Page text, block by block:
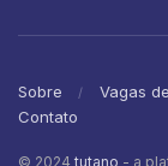
Sobre Vagas
Contato
© 2024 tutano - a